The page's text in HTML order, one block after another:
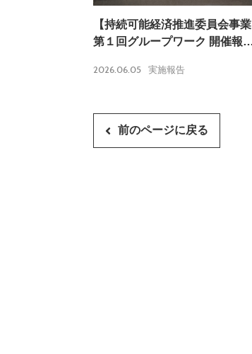
【持続可能経済推進委員会事業
第１回グループワーク 開催報
2026.06.05 実施報告
前のページに戻る